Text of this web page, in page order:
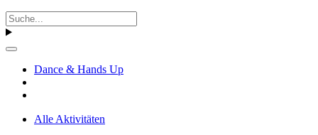
Dance & Hands Up
Alle Aktivitäten